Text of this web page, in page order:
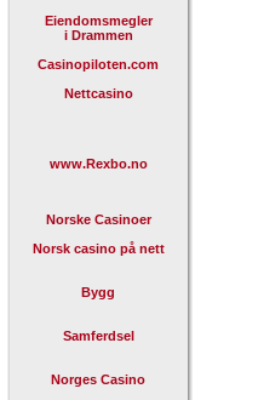
Eiendomsmegler
i Drammen
Casinopiloten.com
Nettcasino
www.Rexbo.no
Norske Casinoer
Norsk casino på nett
Bygg
Samferdsel
Norges Casino